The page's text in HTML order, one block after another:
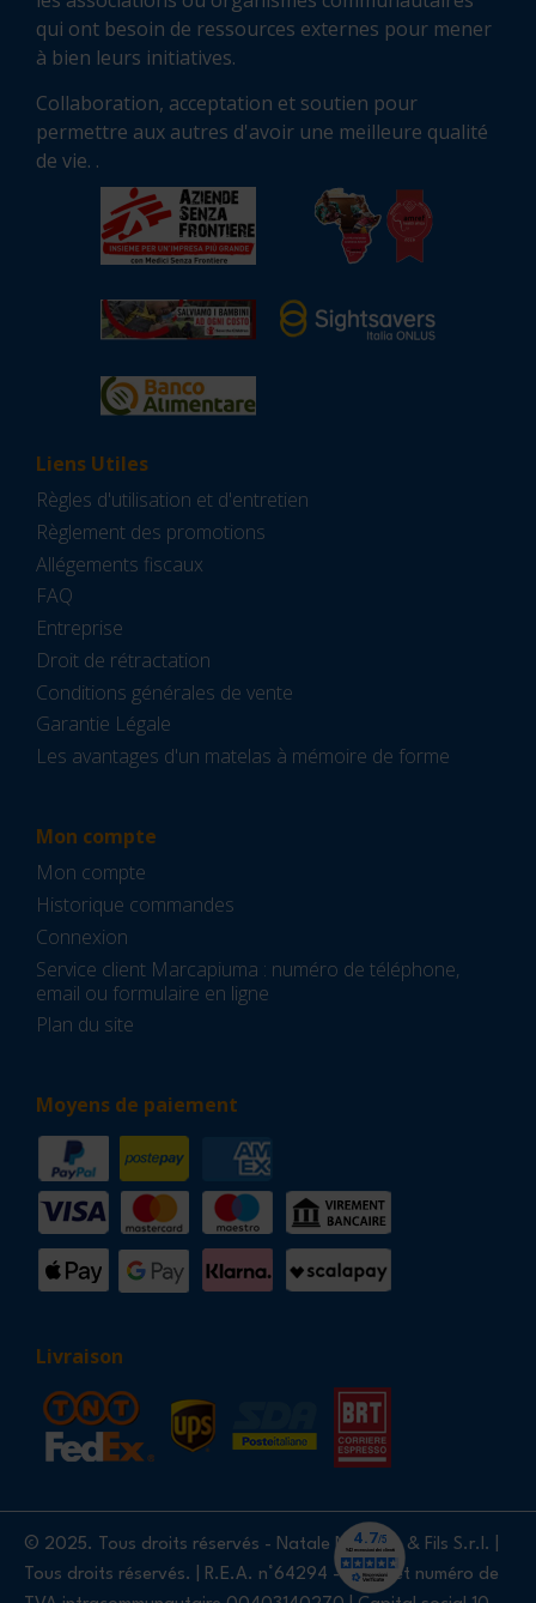
qui ont besoin de ressources externes pour mener
à bien leurs initiatives.
Collaboration, acceptation et soutien pour
permettre aux autres d'avoir une meilleure qualité
de vie. .
Liens Utiles
Règles d'utilisation et d'entretien
Règlement des promotions
Allégements fiscaux
FAQ
Entreprise
Droit de rétractation
Conditions générales de vente
Garantie Légale
Les avantages d'un matelas à mémoire de forme
Mon compte
Mon compte
Historique commandes
Connexion
Service client Marcapiuma : numéro de téléphone,
email ou formulaire en ligne
Plan du site
Moyens de paiement
Livraison
© 2025. Tous droits réservés - Natale Nardello & Fils S.r.l. |
Tous droits réservés. | R.E.A. n°64294 - SIREN et numéro de